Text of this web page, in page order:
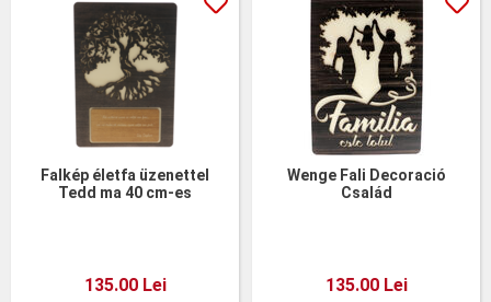
Falkép életfa üzenettel
Tedd ma 40 cm-es
135.00 Lei
Wenge Fali Decoració
Család
135.00 Lei